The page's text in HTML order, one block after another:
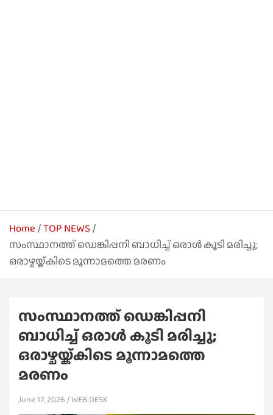
Home TOP NEWS
സംസ്ഥാനത്ത് ഡെങ്കിപ്പനി ബാധിച്ച് ഒരാള്‍ കൂടി മരിച്ചു;
ഒരാഴ്ചയ്ക്കിടെ മൂന്നാമത്തെ മരണം
സംസ്ഥാനത്ത് ഡെങ്കിപ്പനി
ബാധിച്ച് ഒരാള്‍ കൂടി മരിച്ചു;
ഒരാഴ്ചയ്ക്കിടെ മൂന്നാമത്തെ
മരണം
June 17, 2026 WEB DESK